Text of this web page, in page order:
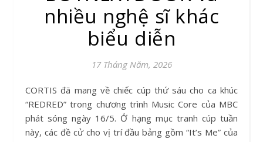
nhiều nghệ sĩ khác
biểu diễn
17 Tháng Năm, 2026
CORTIS đã mang về chiếc cúp thứ sáu cho ca khúc
“REDRED” trong chương trình Music Core của MBC
phát sóng ngày 16/5. Ở hạng mục tranh cúp tuần
này, các đề cử cho vị trí đầu bảng gồm “It’s Me” của